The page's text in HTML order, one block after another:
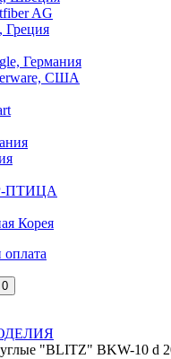
AG
Греция
Германия
США
ПТИЦА
Корея
оплата
"BLITZ" BKW-10 d